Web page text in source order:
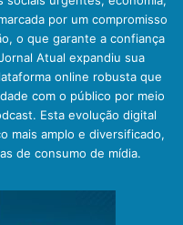
por um compromisso
o que garante a confiança
Atual expandiu sua
online robusta que
com o público por meio
Esta evolução digital
mais amplo e diversificado,
de consumo de mídia.